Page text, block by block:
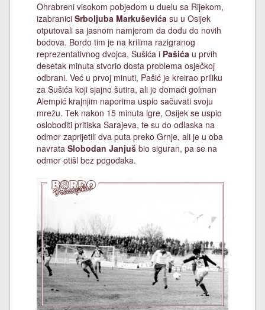
Ohrabreni visokom pobjedom u duelu sa Rijekom,
izabranici Srboljuba Markuševića su u Osijek
otputovali sa jasnom namjerom da dođu do novih
bodova. Bordo tim je na krilima razigranog
reprezentativnog dvojca, Sušića i Pašića u prvih
desetak minuta stvorio dosta problema osječkoj
odbrani. Već u prvoj minuti, Pašić je kreirao priliku
za Sušića koji sjajno šutira, ali je domaći golman
Alempić krajnjim naporima uspio sačuvati svoju
mrežu. Tek nakon 15 minuta igre, Osijek se uspio
osloboditi pritiska Sarajeva, te su do odlaska na
odmor zaprijetili dva puta preko Grnje, ali je u oba
navrata Slobodan Janjuš bio siguran, pa se na
odmor otišl bez pogodaka.